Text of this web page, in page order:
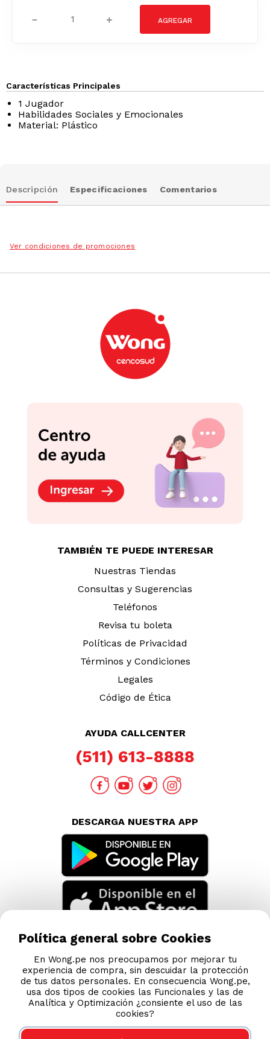
＋
－
Características Principales
1 Jugador
Habilidades Sociales y Emocionales
Material: Plástico
Descripción Especificaciones Comentarios
Ver condiciones de promociones
Portafolio Just Play
Secreto de
S/ 62.91
69.90
-39 %
.90
109.90
TAMBIÉN TE PUEDE INTERESAR
Nuestras Tiendas
Teléfonos
Políticas de Privacidad
Términos y Condiciones
Legales
Código de Ética
Política general sobre Cookies
En Wong.pe nos preocupamos por mejorar tu
experiencia de compra, sin descuidar la protección
de tus datos personales. En consecuencia Wong.pe,
usa dos tipos de cookies las Funcionales y las de
Analítica y Optimización ¿consiente el uso de las
cookies?